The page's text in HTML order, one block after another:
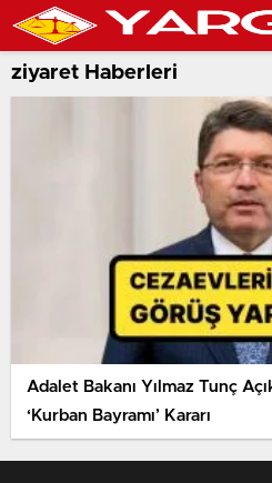
ziyaret Haberleri
Adalet Bakanı Yılmaz Tunç
‘Kurban Bayramı’ Kararı